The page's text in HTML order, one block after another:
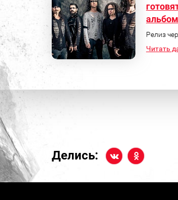
альбом
Релиз
Читать
Делись: